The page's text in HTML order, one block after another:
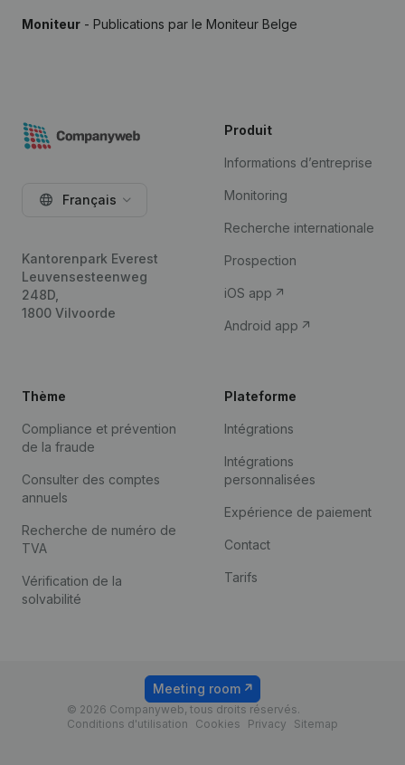
Moniteur - Publications par le Moniteur Belge
Français
Kantorenpark Everest
Leuvensesteenweg
248D,
1800 Vilvoorde
Produit
Informations d’entreprise
Monitoring
Recherche internationale
Prospection
iOS app
Android app
Thème
Compliance et prévention
de la fraude
Consulter des comptes
annuels
Recherche de numéro de
TVA
Vérification de la
solvabilité
Plateforme
Intégrations
Intégrations
personnalisées
Expérience de paiement
Contact
Tarifs
© 2026 Companyweb, tous droits réservés.
Conditions d'utilisation
Cookies Privacy Sitemap
Meeting room